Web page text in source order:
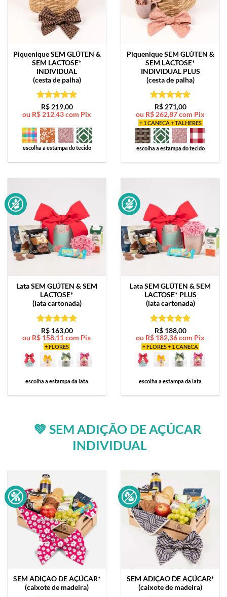
Piquenique SEM GLÚTEN &
SEM LACTOSE*
INDIVIDUAL
(cesta de palha)
Avaliação5
de 5
R$219,00
ou R$ 212,43com Pix
escolha a estampa do tecido
Piquenique SEM GLÚTEN &
SEM LACTOSE*
INDIVIDUAL PLUS
(cesta de palha)
Avaliação5
de 5
R$271,00
ou R$ 262,87com Pix
+ 1 CANECA + TALHERES
escolha a estampa do tecido
LataSEM GLÚTEN & SEM
LACTOSE*
(lata cartonada)
Avaliação5
de 5
R$163,00
ou R$ 158,11 com Pix
+ FLORES
escolha a estampa da lata
LataSEM GLÚTEN & SEM
LACTOSE* PLUS
(lata cartonada)
Avaliação5
de 5
R$188,00
ou R$ 182,36com Pix
+ FLORES + 1 CANECA
escolha a estampa da lata
💚 SEM ADIÇÃO DE AÇÚCAR
INDIVIDUAL
SEM ADIÇÃO DE AÇÚCAR*
(caixote de madeira)
SEM ADIÇÃO DE AÇÚCAR*
(caixote de madeira)